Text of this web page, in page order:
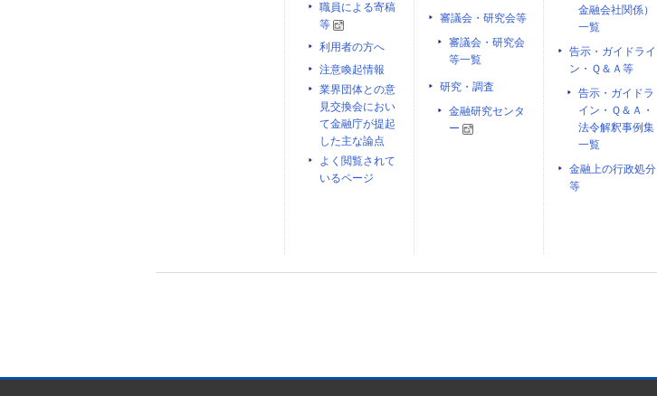
職員による寄稿
等
利用者の方へ
注意喚起情報
業界団体との意
見交換会におい
て金融庁が提起
した主な論点
よく閲覧されて
いるページ
審議会・研究会等
審議会・研究会
等一覧
研究・調査
金融研究センタ
ー
金融会社関係）
一覧
告示・ガイドライ
ン・Ｑ＆Ａ等
告示・ガイドラ
イン・Ｑ＆Ａ・
法令解釈事例集
一覧
金融上の行政処分
等